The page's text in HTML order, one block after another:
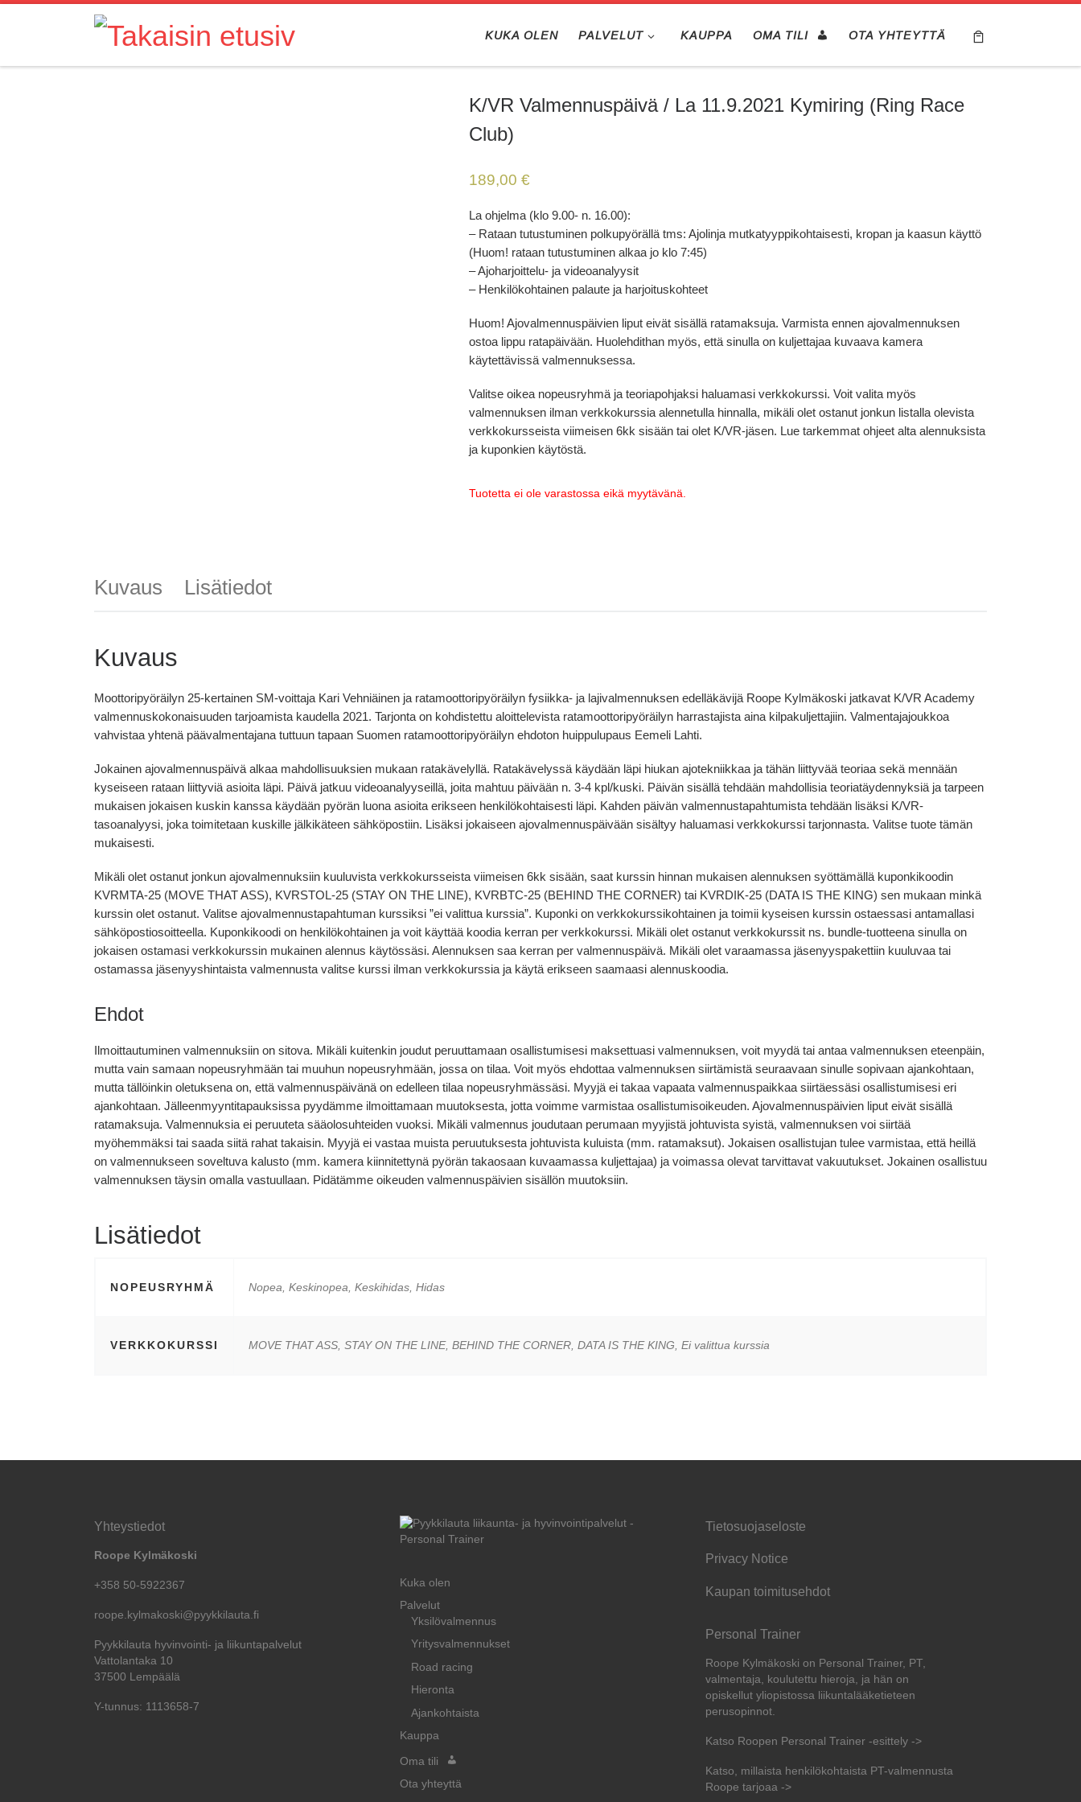
Skip to content
KUKA OLEN PALVELUT KAUPPA OMA TILI OTA YHTEYTTÄ
K/VR Valmennuspäivä / La 11.9.2021 Kymiring (Ring Race
Club)
189,00€
La ohjelma (klo 9.00- n. 16.00):
– Rataan tutustuminen polkupyörällä tms: Ajolinja mutkatyyppikohtaisesti, kropan ja kaasun käyttö
(Huom! rataan tutustuminen alkaa jo klo 7:45)
– Ajoharjoittelu- ja videoanalyysit
– Henkilökohtainen palaute ja harjoituskohteet
Huom! Ajovalmennuspäivien liput eivät sisällä ratamaksuja. Varmista ennen ajovalmennuksen
ostoa lippu ratapäivään. Huolehdithan myös, että sinulla on kuljettajaa kuvaava kamera
käytettävissä valmennuksessa.
Valitse oikea nopeusryhmä ja teoriapohjaksi haluamasi verkkokurssi. Voit valita myös
valmennuksen ilman verkkokurssia alennetulla hinnalla, mikäli olet ostanut jonkun listalla olevista
verkkokursseista viimeisen 6kk sisään tai olet K/VR-jäsen. Lue tarkemmat ohjeet alta alennuksista
ja kuponkien käytöstä.
Tuotetta ei ole varastossa eikä myytävänä.
Kuvaus Lisätiedot
Kuvaus
Moottoripyöräilyn 25-kertainen SM-voittaja Kari Vehniäinen ja ratamoottoripyöräilyn fysiikka- ja lajivalmennuksen edelläkävijä Roope Kylmäkoski jatkavat K/VR Academy
valmennuskokonaisuuden tarjoamista kaudella 2021. Tarjonta on kohdistettu aloittelevista ratamoottoripyöräilyn harrastajista aina kilpakuljettajiin. Valmentajajoukkoa
vahvistaa yhtenä päävalmentajana tuttuun tapaan Suomen ratamoottoripyöräilyn ehdoton huippulupaus Eemeli Lahti.
Jokainen ajovalmennuspäivä alkaa mahdollisuuksien mukaan ratakävelyllä. Ratakävelyssä käydään läpi hiukan ajotekniikkaa ja tähän liittyvää teoriaa sekä mennään
kyseiseen rataan liittyviä asioita läpi. Päivä jatkuu videoanalyyseillä, joita mahtuu päivään n. 3-4 kpl/kuski. Päivän sisällä tehdään mahdollisia teoriatäydennyksiä ja tarpeen
mukaisen jokaisen kuskin kanssa käydään pyörän luona asioita erikseen henkilökohtaisesti läpi. Kahden päivän valmennustapahtumista tehdään lisäksi K/VR-
tasoanalyysi, joka toimitetaan kuskille jälkikäteen sähköpostiin. Lisäksi jokaiseen ajovalmennuspäivään sisältyy haluamasi verkkokurssi tarjonnasta. Valitse tuote tämän
mukaisesti.
Mikäli olet ostanut jonkun ajovalmennuksiin kuuluvista verkkokursseista viimeisen 6kk sisään, saat kurssin hinnan mukaisen alennuksen syöttämällä kuponkikoodin
KVRMTA-25 (MOVE THAT ASS), KVRSTOL-25 (STAY ON THE LINE), KVRBTC-25 (BEHIND THE CORNER) tai KVRDIK-25 (DATA IS THE KING) sen mukaan minkä
kurssin olet ostanut. Valitse ajovalmennustapahtuman kurssiksi ”ei valittua kurssia”. Kuponki on verkkokurssikohtainen ja toimii kyseisen kurssin ostaessasi antamallasi
sähköpostiosoitteella. Kuponkikoodi on henkilökohtainen ja voit käyttää koodia kerran per verkkokurssi. Mikäli olet ostanut verkkokurssit ns. bundle-tuotteena sinulla on
jokaisen ostamasi verkkokurssin mukainen alennus käytössäsi. Alennuksen saa kerran per valmennuspäivä. Mikäli olet varaamassa jäsenyyspakettiin kuuluvaa tai
ostamassa jäsenyyshintaista valmennusta valitse kurssi ilman verkkokurssia ja käytä erikseen saamaasi alennuskoodia.
Ehdot
Ilmoittautuminen valmennuksiin on sitova. Mikäli kuitenkin joudut peruuttamaan osallistumisesi maksettuasi valmennuksen, voit myydä tai antaa valmennuksen eteenpäin,
mutta vain samaan nopeusryhmään tai muuhun nopeusryhmään, jossa on tilaa. Voit myös ehdottaa valmennuksen siirtämistä seuraavaan sinulle sopivaan ajankohtaan,
mutta tällöinkin oletuksena on, että valmennuspäivänä on edelleen tilaa nopeusryhmässäsi. Myyjä ei takaa vapaata valmennuspaikkaa siirtäessäsi osallistumisesi eri
ajankohtaan. Jälleenmyyntitapauksissa pyydämme ilmoittamaan muutoksesta, jotta voimme varmistaa osallistumisoikeuden. Ajovalmennuspäivien liput eivät sisällä
ratamaksuja. Valmennuksia ei peruuteta sääolosuhteiden vuoksi. Mikäli valmennus joudutaan perumaan myyjistä johtuvista syistä, valmennuksen voi siirtää
myöhemmäksi tai saada siitä rahat takaisin. Myyjä ei vastaa muista peruutuksesta johtuvista kuluista (mm. ratamaksut). Jokaisen osallistujan tulee varmistaa, että heillä
on valmennukseen soveltuva kalusto (mm. kamera kiinnitettynä pyörän takaosaan kuvaamassa kuljettajaa) ja voimassa olevat tarvittavat vakuutukset. Jokainen osallistuu
valmennuksen täysin omalla vastuullaan. Pidätämme oikeuden valmennuspäivien sisällön muutoksiin.
Lisätiedot
NOPEUSRYHMÄ Nopea, Keskinopea, Keskihidas, Hidas
VERKKOKURSSI MOVE THAT ASS, STAY ON THE LINE, BEHIND THE CORNER, DATA IS THE KING, Ei valittua kurssia
Yhteystiedot
Roope Kylmäkoski
+358 50-5922367
roope.kylmakoski@pyykkilauta.fi
Pyykkilauta hyvinvointi- ja liikuntapalvelut
Vattolantaka 10
37500 Lempäälä
Y-tunnus: 1113658-7
Kuka olen
Palvelut
Yksilövalmennus
Yritysvalmennukset
Road racing
Hieronta
Ajankohtaista
Kauppa
Oma tili
Ota yhteyttä
Tietosuojaseloste
Privacy Notice
Kaupan toimitusehdot
Personal Trainer
Roope Kylmäkoski on Personal Trainer, PT,
valmentaja, koulutettu hieroja, ja hän on
opiskellut yliopistossa liikuntalääketieteen
perusopinnot.
Katso Roopen Personal Trainer -esittely ->
Katso, millaista henkilökohtaista PT-valmennusta
Roope tarjoaa ->